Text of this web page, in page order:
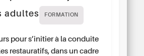
adultes
FORMATION
pour s’initier à la conduite
restauratifs, dans un cadre